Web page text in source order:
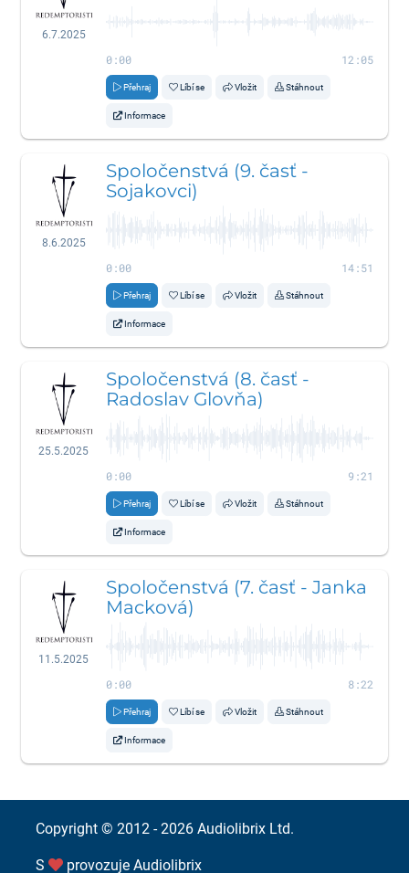
6.7.2025
0:00 12:05
Přehraj Líbí se Vložit Stáhnout
Informace
8.6.2025
Spoločenstvá (9. časť -
Sojakovci)
0:00 14:51
Přehraj Líbí se Vložit Stáhnout
Informace
25.5.2025
Spoločenstvá (8. časť -
Radoslav Glovňa)
0:00 9:21
Přehraj Líbí se Vložit Stáhnout
Informace
11.5.2025
Spoločenstvá (7. časť - Janka
Macková)
0:00 8:22
Přehraj Líbí se Vložit Stáhnout
Informace
Copyright © 2012 - 2026 Audiolibrix Ltd.
S provozuje Audiolibrix